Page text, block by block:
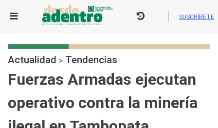
SUSCRÍBETE
Actualidad > Tendencias
Fuerzas Armadas ejecutan
operativo contra la minería